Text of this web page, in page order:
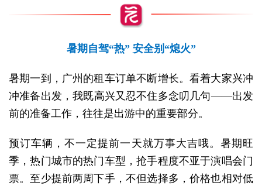
暑期自驾“热” 安全别“熄火”
暑期一到，广州的租车订单不断增长。看着大家兴冲
冲准备出发，我既高兴又忍不住多念叨几句——出发
前的准备工作，往往是出游中的重要部分。
预订车辆，不一定提前一天就万事大吉哦。暑期旺
季，热门城市的热门车型，抢手程度不亚于演唱会门
票。至少提前两周下手，不但选择多，价格也相对低